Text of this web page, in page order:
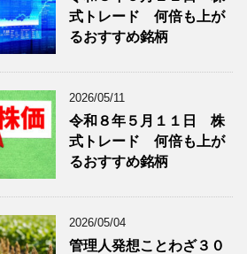
式トレード 何倍も上が
るおすすめ銘柄
2026/05/11
令和８年５月１１日 株
式トレード 何倍も上が
るおすすめ銘柄
2026/05/04
管理人発想ことわざ３０